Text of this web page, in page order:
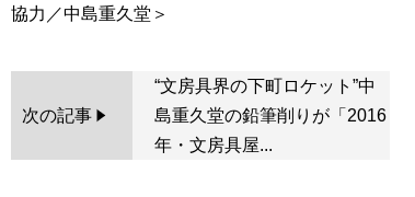
次の記事
“文房具界の下町ロケット”中
島重久堂の鉛筆削りが「2016
年・文房具屋...